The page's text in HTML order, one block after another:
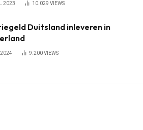
2023 10.029 VIEWS
Duitsland inleveren in
9.200VIEWS